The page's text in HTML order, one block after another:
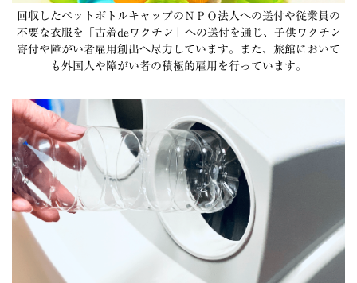
回収したペットボトルキャップのＮＰＯ法人への送付や従業員の
不要な衣服を「古着deワクチン」への送付を通じ、子供ワクチン
寄付や障がい者雇用創出へ尽力しています。また、旅館において
も外国人や障がい者の積極的雇用を行っています。